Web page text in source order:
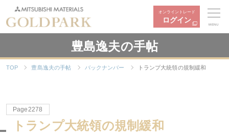
オンライントレード
ログイン
MENU
豊島逸夫の手帖
TOP 豊島逸夫の手帖 バックナンバー トランプ大統領の規制緩和
Page2278
トランプ大統領の規制緩和